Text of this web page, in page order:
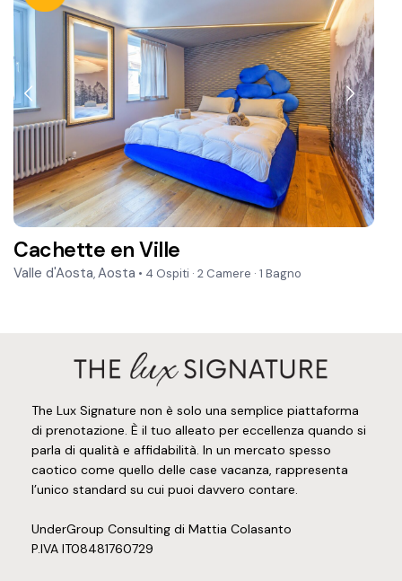
Cachette en Ville
Valle d'Aosta,Aosta • 4 Ospiti · 2 Camere · 1 Bagno
The Lux Signature non è solo una semplice piattaforma
di prenotazione. È il tuo alleato per eccellenza quando si
parla di qualità e affidabilità. In un mercato spesso
caotico come quello delle case vacanza, rappresenta
l’unico standard su cui puoi davvero contare.
UnderGroup Consulting di Mattia Colasanto
P.IVA IT08481760729